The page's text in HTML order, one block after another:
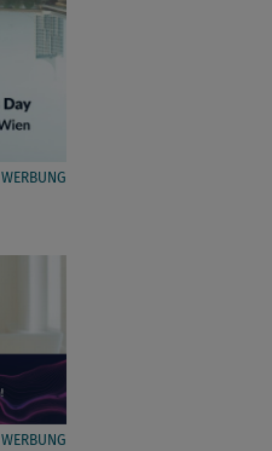
WERBUNG
WERBUNG